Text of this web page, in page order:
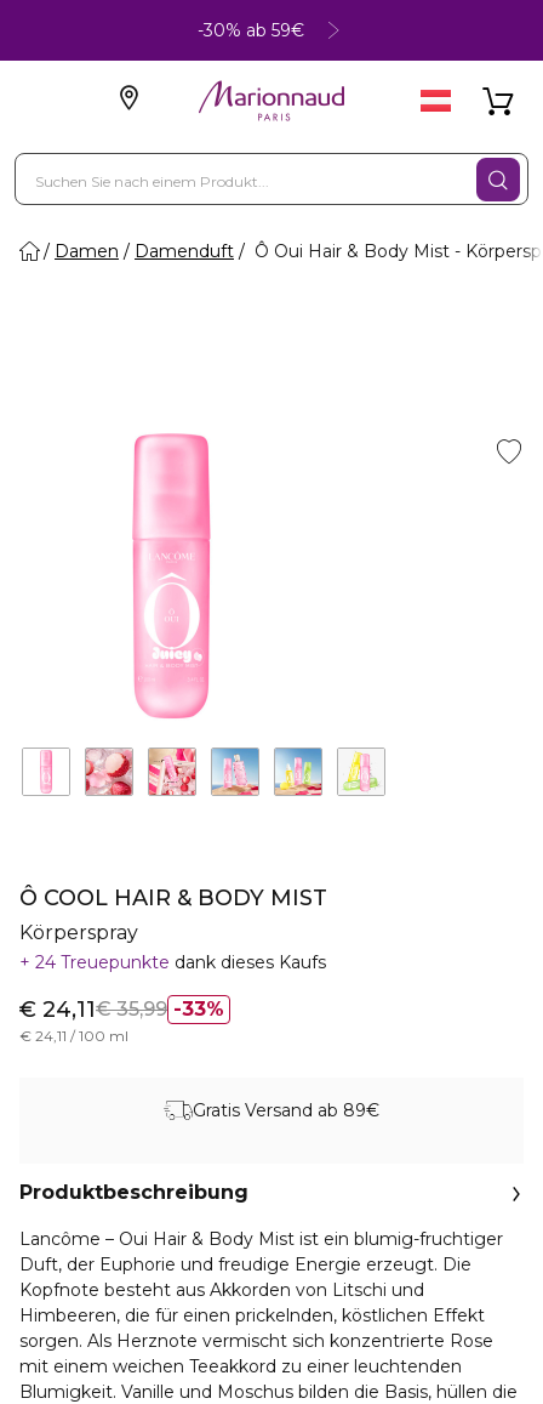
-30% ab 59€
Damen Damenduft Ô Oui Hair & Body Mist -
Ô COOL HAIR & BODY MIST
Körperspray
24 Treuepunkte dank dieses Kaufs
33%
€ 24,11€ 35,99
€ 24,11 / 100 ml
Gratis Versand ab 89€
Produktbeschreibung
Lancôme – Oui Hair & Body Mist ist ein blumig-fruchtiger
Duft, der Euphorie und freudige Energie erzeugt. Die
Kopfnote besteht aus Akkorden von Litschi und
Himbeeren, die für einen prickelnden, köstlichen Effekt
sorgen. Als Herznote vermischt sich konzentrierte Rose
mit einem weichen Teeakkord zu einer leuchtenden
Blumigkeit. Vanille und Moschus bilden die Basis, hüllen die